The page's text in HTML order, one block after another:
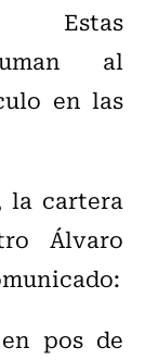
Estas
al
en las
la cartera
Álvaro
pos de